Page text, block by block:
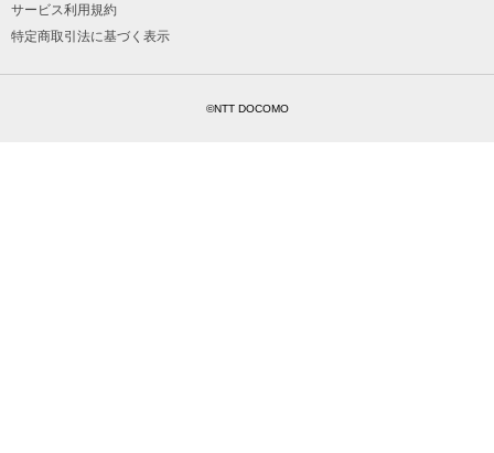
サービス利用規約
特定商取引法に基づく表示
©NTT DOCOMO